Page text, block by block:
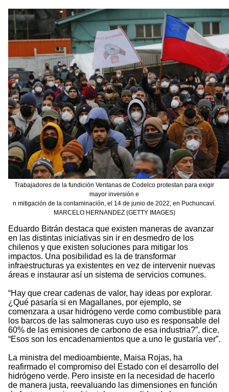
Trabajadores de la fundición Ventanas de Codelco protestan para exigir
mayor inversión e
n mitigación de la contaminación, el 14 de junio de 2022, en Puchuncaví.
MARCELO HERNANDEZ (GETTY IMAGES)
Eduardo Bitrán destaca que existen maneras de avanzar
en las distintas iniciativas sin ir en desmedro de los
chilenos y que existen soluciones para mitigar los
impactos. Una posibilidad es la de transformar
infraestructuras ya existentes en vez de intervenir nuevas
áreas e instaurar así un sistema de servicios comunes.
“Hay que crear cadenas de valor, hay ideas por explorar.
¿Qué pasaría si en Magallanes, por ejemplo, se
comenzara a usar hidrógeno verde como combustible para
los barcos de las salmoneras cuyo uso es responsable del
60% de las emisiones de carbono de esa industria?”, dice.
“Esos son los encadenamientos que a uno le gustaría ver”.
La ministra del medioambiente, Maisa Rojas, ha
reafirmado el compromiso del Estado con el desarrollo del
hidrógeno verde. Pero insiste en la necesidad de hacerlo
de manera justa, reevaluando las dimensiones en función